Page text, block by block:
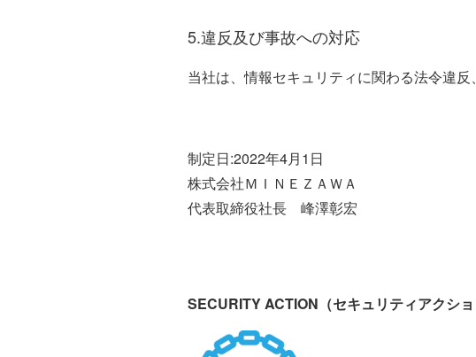
5.違反及び事故への対応
当社は、情報セキュリティに関わる法令違
制定日:2022年4月1日
株式会社ＭＩＮＥＺＡＷＡ
代表取締役社長 峰澤彰宏
SECURITY ACTION（セキュリティアクショ